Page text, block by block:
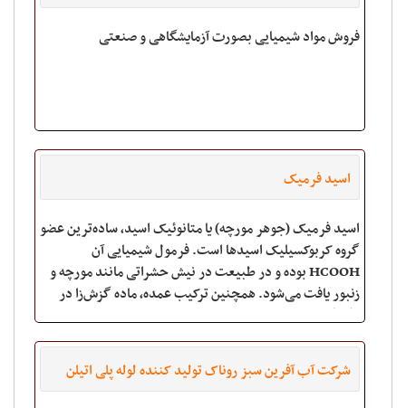
فروش مواد شیمیایی بصورت آزمایشگاهی و صنعتی
اسید فرمیک
اسید فرمیک (جوهر مورچه) یا متانوئیک اسید، ساده‌ترین عضو
گروه کربوکسیلیک اسیدها است. فرمول شیمیایی آن
HCOOH بوده و در طبیعت در نیش حشراتی مانند مورچه و
زنبور یافت می‌شود. همچنین ترکیب عمده، ماده گزش‌زا در
برگ گزنه‌است. ریشه
شرکت آب آفرین سبز روناک تولید کننده لوله پلی اتیلن